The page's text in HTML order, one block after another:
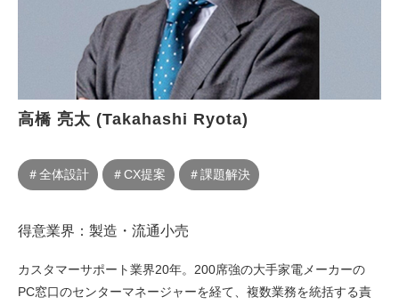
高橋 亮太 (Takahashi Ryota)
＃全体設計 ＃CX提案 ＃課題解決
得意業界：製造・流通小売
カスタマーサポート業界20年。200席強の大手家電メーカーの
PC窓口のセンターマネージャーを経て、複数業務を統括する責